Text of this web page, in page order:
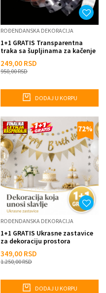
ROĐENDANSKA DEKORACIJA
1+1 GRATIS Transparentna
traka sa šupljinama za kačenje
249,00 RSD
950,00RSD
DODAJ U KORPU
72%
ROĐENDANSKA DEKORACIJA
1+1 GRATIS Ukrasne zastavice
za dekoraciju prostora
349,00 RSD
1.250,00RSD
DODAJ U KORPU